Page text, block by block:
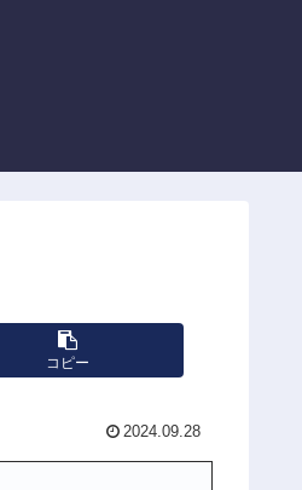
コピー
2024.09.28